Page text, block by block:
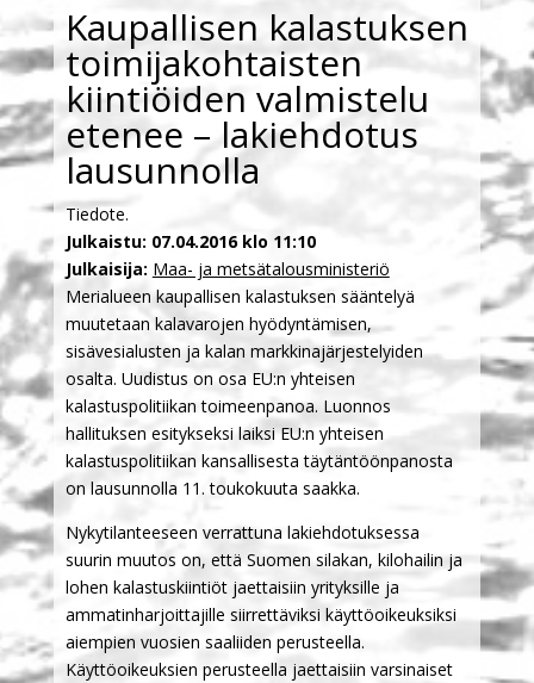
Kaupallisen kalastuksen
toimijakohtaisten
kiintiöiden valmistelu
etenee – lakiehdotus
lausunnolla
Tiedote.
Julkaistu: 07.04.2016 klo 11:10
Julkaisija: Maa- ja metsätalousministeriö
Merialueen kaupallisen kalastuksen sääntelyä
muutetaan kalavarojen hyödyntämisen,
sisävesialusten ja kalan markkinajärjestelyiden
osalta. Uudistus on osa EU:n yhteisen
kalastuspolitiikan toimeenpanoa. Luonnos
hallituksen esitykseksi laiksi EU:n yhteisen
kalastuspolitiikan kansallisesta täytäntöönpanosta
on lausunnolla 11. toukokuuta saakka.
Nykytilanteeseen verrattuna lakiehdotuksessa
suurin muutos on, että Suomen silakan, kilohailin ja
lohen kalastuskiintiöt jaettaisiin yrityksille ja
ammatinharjoittajille siirrettäviksi käyttöoikeuksiksi
aiempien vuosien saaliiden perusteella.
Käyttöoikeuksien perusteella jaettaisiin varsinaiset